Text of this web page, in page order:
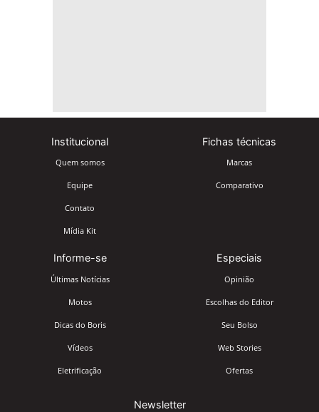
Institucional
Quem somos
Equipe
Contato
Mídia Kit
Fichas técnicas
Marcas
Comparativo
Informe-se
Últimas Notícias
Motos
Dicas do Boris
Vídeos
Eletrificação
Especiais
Opinião
Escolhas do Editor
Seu Bolso
Web Stories
Ofertas
Newsletter